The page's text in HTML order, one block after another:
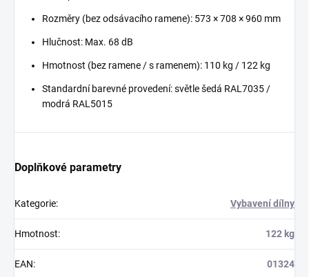
Rozměry (bez odsávacího ramene): 573 × 708 × 960 mm
Hlučnost: Max. 68 dB
Hmotnost (bez ramene / s ramenem): 110 kg / 122 kg
Standardní barevné provedení: světle šedá RAL7035 /
modrá RAL5015
Doplňkové parametry
Kategorie: Vybavení dílny
Hmotnost: 122 kg
EAN: 01324